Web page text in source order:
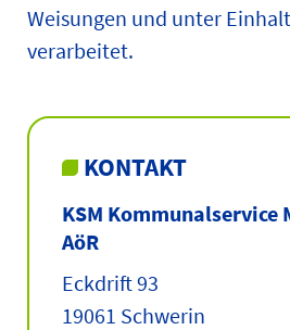
Weisungen und unter
verarbeitet.
KONTAKT
KSM Kommunalservice
AöR
Eckdrift 93
19061 Schwerin